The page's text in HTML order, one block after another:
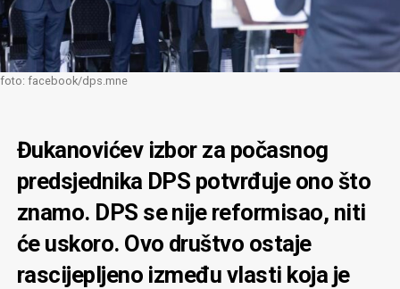
foto: facebook/dps.mne
Đukanovićev izbor za počasnog
predsjednika DPS potvrđuje ono što
znamo. DPS se nije reformisao, niti
će uskoro. Ovo društvo ostaje
rascijepljeno između vlasti koja je